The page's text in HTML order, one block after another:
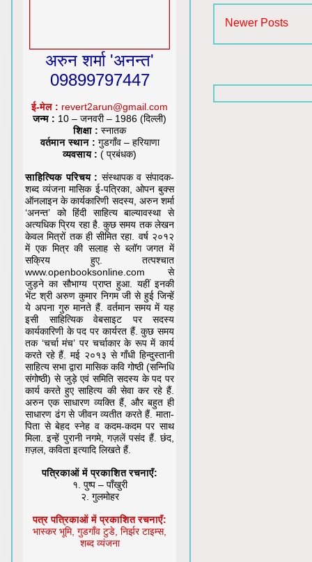
Newer Posts
अरुन शर्मा 'अनन्त'
09899797447
ई-मेल : revert2arun@gmail.com
जन्म : 10 – जनवरी – 1986 (दिल्ली)
शिक्षा : स्नातक
वर्तमान स्थान : गुडगाँव – हरियाणा
व्यवसाय : ( प्रबंधक)
साहित्यिक परिचय : संस्थापक व संपादक-
शब्द व्यंजना मासिक ई-पत्रिका, ओपन बुक्स
ऑनलाइन के कार्यकारिणी सदस्य, अरुन शर्मा
‘अनन्त’ को हिंदी साहित्य बाल्यावस्था से
अत्यधिक प्रिय रहा है. कुछ समय तक लेखन
केवल मित्रों तक ही सीमित रहा. वर्ष २०१२
में एक मित्र की सलाह से ब्लॉग जगत में
सक्रिय हुए. तत्पश्चात
www.openbooksonline.com से
जुड़ने का सौभाग्य प्राप्त हुआ. यहीं इनकी
भेंट श्री अरुण कुमार निगम जी से हुई जिन्हें
ये अपना गुरु मानते हैं. वर्तमान समय में यह
इसी साहित्यिक वेबसाइट पर सदस्य
कार्यकारिणी के पद पर कार्यरत हैं. कुछ समय
तक ‘चर्चा मंच’ पर चर्चाकार के रूप में कार्य
करते रहे हैं. मई २०१३ से गाँधी हिन्दुस्तानी
साहित्य सभा द्वारा मासिक कवि गोष्ठी (सन्निधि
संगोष्ठी) से जुड़े एवं समिति सदस्य के पद पर
कार्य करते हुए साहित्य की सेवा कर रहे हैं.
अरुन एक साधारण व्यक्ति हैं, और बहुत ही
साधारण ढंग से जीवन व्यतीत करते हैं. माता-
पिता से बेहद स्नेह व कदम-कदम पर साथ
मिला. इन्हें पुरानी नगमे, गज़लें पसंद हैं. छंद,
ग़ज़ल, कविता इत्यादि लिखते हैं.
पत्रिकाओं में प्रकाशित रचनाएँ:
१. पुष्प – पाँखुरी
२. गुलमोहर
पत्र पत्रिकाओं में प्रकाशित रचनाएँ:
भास्कर भूमि, गुडगाँव टुडे, निर्झर टाइम्स,
शब्द व्यंजना